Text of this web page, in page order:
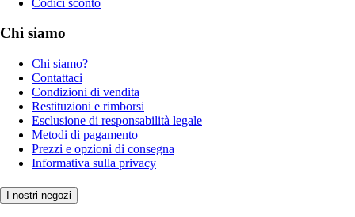
Chi siamo
Chi siamo?
Contattaci
Condizioni di vendita
Restituzioni e rimborsi
Esclusione di responsabilità legale
Metodi di pagamento
Prezzi e opzioni di consegna
Informativa sulla privacy
I nostri negozi